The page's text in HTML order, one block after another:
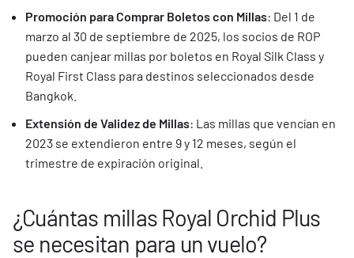
Promoción para Comprar Boletos con Millas: Del 1 de
marzo al 30 de septiembre de 2025, los socios de ROP
pueden canjear millas por boletos en Royal Silk Class y
Royal First Class para destinos seleccionados desde
Bangkok.
Extensión de Validez de Millas: Las millas que vencían en
2023 se extendieron entre 9 y 12 meses, según el
trimestre de expiración original.
¿Cuántas millas Royal Orchid Plus
se necesitan para un vuelo?